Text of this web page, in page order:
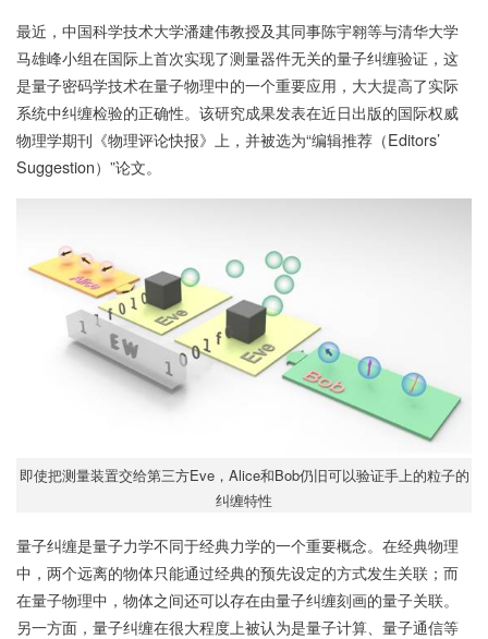
最近，中国科学技术大学潘建伟教授及其同事陈宇翱等与清华大学
马雄峰小组在国际上首次实现了测量器件无关的量子纠缠验证，这
是量子密码学技术在量子物理中的一个重要应用，大大提高了实际
系统中纠缠检验的正确性。该研究成果发表在近日出版的国际权威
物理学期刊《物理评论快报》上，并被选为“编辑推荐（Editors’
Suggestion）”论文。
即使把测量装置交给第三方Eve，Alice和Bob仍旧可以验证手上的粒子的
纠缠特性
量子纠缠是量子力学不同于经典力学的一个重要概念。在经典物理
中，两个远离的物体只能通过经典的预先设定的方式发生关联；而
在量子物理中，物体之间还可以存在由量子纠缠刻画的量子关联。
另一方面，量子纠缠在很大程度上被认为是量子计算、量子通信等